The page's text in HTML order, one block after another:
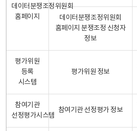
데이터분쟁조정위원회
홈페이지
데이터분쟁조정위원회
홈페이지 분쟁조정 신청자
정보
평가위원
등록
시스템
평가위원 정보
참여기관
선정평가시스템
참여기관 선정평가 정보